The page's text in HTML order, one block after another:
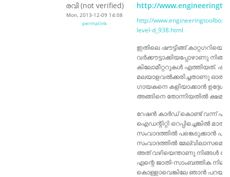
രവി (not verified)
Mon, 2013-12-09 14:08
permalink
http://
http://
level-d_938.html
ഇതിലെ ഷൗട്ടിങ്ങ് കാറ്റഗറിയെ
വർക്കൗട്ടാക്കിയപ്പോഴാണു
കിലോമീറ്ററുകൾ എത്തിയത്.
മലയാളവൽക്കരിച്ചതാണു
ഗായകനെ കളിയാക്കാൻ
അങ്ങിനെ തോന്നിയതിൽ ക്ഷമ
റേഷൻ കാർഡ് കൊണ്ട് വന്ന്
ഐഡന്റിറ്റി ഒറപ്പിച്ചെങ്കിൽ
സംവാദത്തിൽ പങ്കെടുക്കാൻ
സംവാദത്തിൽ
അത് വഴിയെന്താണു നിങ്ങൾ
എന്റെ ജാതി-സാംബത്തിക നില
കൊള്ളാവെങ്കിലേ ഞാൻ